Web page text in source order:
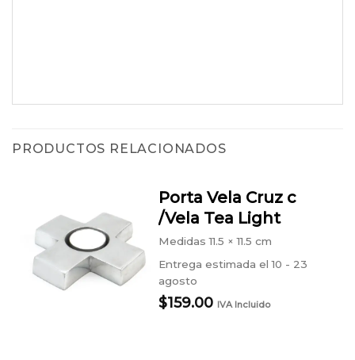
PRODUCTOS RELACIONADOS
Porta Vela Cruz c
/Vela Tea Light
Medidas11.5 × 11.5 cm
Entrega estimada el 10 - 23
agosto
$159.00 IVA Incluido